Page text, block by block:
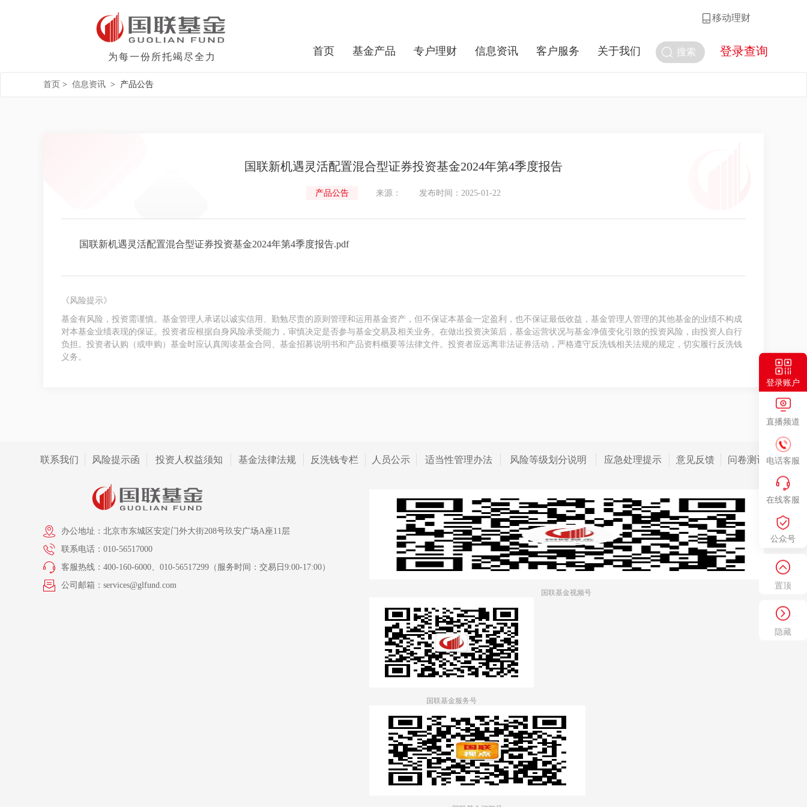
登录账户
直播频道
电话客服
在线客服
公众号
置顶
隐藏
移动理财
为每一份所托竭尽全力 搜索 登录查询
首页 基金产品 专户理财 信息资讯 客户服务 关于我们
首页 > 信息资讯 > 产品公告
国联新机遇灵活配置混合型证券投资基金2024年第4季度报告
产品公告 来源： 发布时间：2025-01-22
国联新机遇灵活配置混合型证券投资基金2024年第4季度报告.pdf
《风险提示》
基金有风险，投资需谨慎。基金管理人承诺以诚实信用、勤勉尽责的原则管理和运用基金资产，但不保证本基金一定盈利，也不保证最低收益，基金管理人管理的其他基金的业绩不构成
对本基金业绩表现的保证。投资者应根据自身风险承受能力，审慎决定是否参与基金交易及相关业务。在做出投资决策后，基金运营状况与基金净值变化引致的投资风险，由投资人自行
负担。投资者认购（或申购）基金时应认真阅读基金合同、基金招募说明书和产品资料概要等法律文件。投资者应远离非法证券活动，严格遵守反洗钱相关法规的规定，切实履行反洗钱
义务。
联系我们 风险提示函 投资人权益须知 基金法律法规 反洗钱专栏 人员公示 适当性管理办法 风险等级划分说明 应急处理提示 意见反馈 问卷测评
办公地址：北京市东城区安定门外大街208号玖安广场A座11层
联系电话：010-56517000
客服热线：400-160-6000、010-56517299（服务时间：交易日9:00-17:00）
公司邮箱：services@glfund.com
国联基金视频号
国联基金服务号